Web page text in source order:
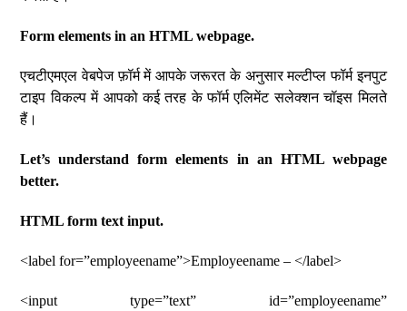
Form elements in an HTML webpage.
एचटीएमएल वेबपेज फ़ॉर्म में आपके जरूरत के अनुसार मल्टीप्ल फॉर्म इनपुट
टाइप विकल्प में आपको कई तरह के फॉर्म एलिमेंट सलेक्शन चॉइस मिलते
हैं।
Let’s understand form elements in an HTML webpage
better.
HTML form text input.
<label for=”employeename”>Employeename – </label>
<input type=”text” id=”employeename”